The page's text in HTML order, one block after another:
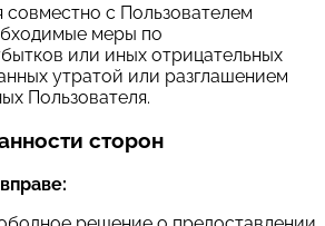
совместно с Пользователем
меры по
или иных отрицательных
утратой или разглашением
Пользователя.
сторон